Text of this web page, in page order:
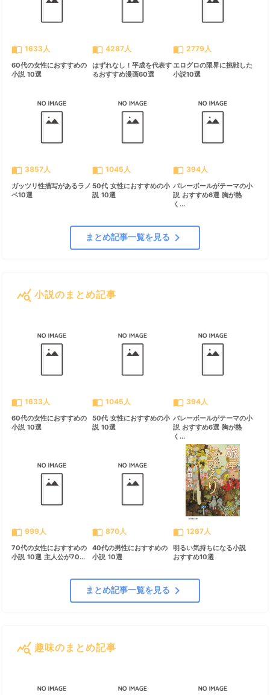
import_contacts 1633人
60代の女性におすすめの
小説 10選
import_contacts 4287人
はずれなし！平成を代表す
るおすすめ漫画60選
import_contacts 2779人
エログロの限界に挑戦した
小説10選
import_contacts 3857人
ガッツリ性描写があるラノ
ベ10選
import_contacts 1045人
50代 女性におすすめの小
説 10選
import_contacts 394人
バレーボールがテーマの小
説 おすすめ6選 胸が熱
く...
まとめ記事一覧を見る chevron_right
query_stats 小説のまとめ記事
import_contacts 1633人
60代の女性におすすめの
小説 10選
import_contacts 1045人
50代 女性におすすめの小
説 10選
import_contacts 394人
バレーボールがテーマの小
説 おすすめ6選 胸が熱
く...
import_contacts 999人
70代の女性におすすめの
小説 10選 主人公が70...
import_contacts 870人
40代の男性におすすめの
小説 10選
import_contacts 1267人
明るい気持ちになる小説
おすすめ10選
まとめ記事一覧を見る chevron_right
query_stats 趣味のまとめ記事